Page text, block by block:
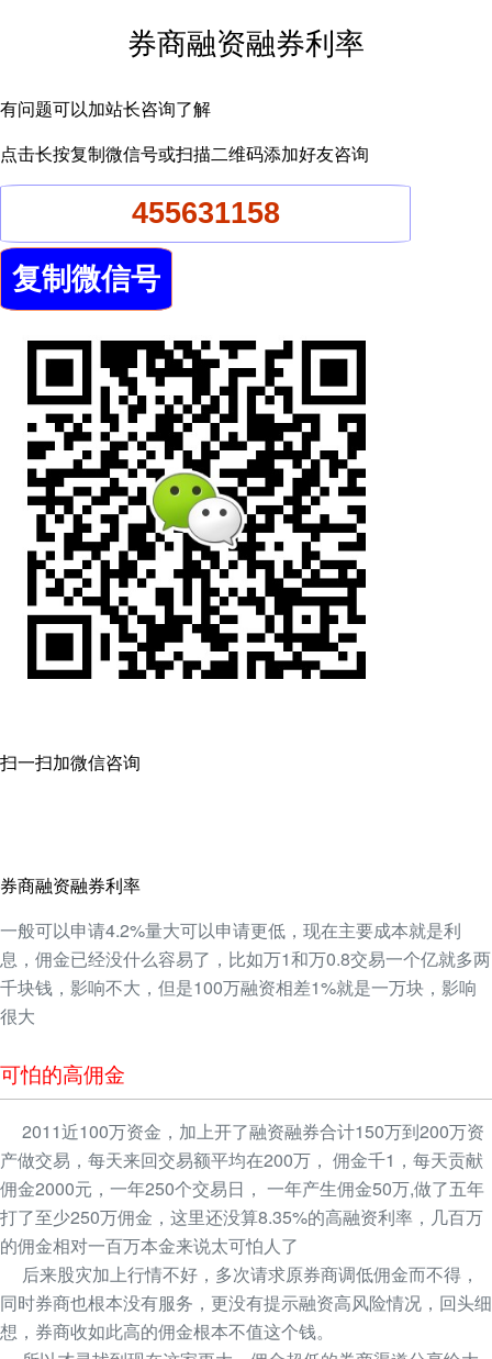
券商融资融券利率
有问题可以加站长咨询了解
点击长按复制微信号或扫描二维码添加好友咨询
扫一扫加微信咨询
券商融资融券利率
一般可以申请4.2%量大可以申请更低，现在主要成本就是利
息，佣金已经没什么容易了，比如万1和万0.8交易一个亿就多两
千块钱，影响不大，但是100万融资相差1%就是一万块，影响
很大
可怕的高佣金
2011近100万资金，加上开了融资融券合计150万到200万资
产做交易，每天来回交易额平均在200万， 佣金千1，每天贡献
佣金2000元，一年250个交易日， 一年产生佣金50万,做了五年
打了至少250万佣金，这里还没算8.35%的高融资利率，几百万
的佣金相对一百万本金来说太可怕人了
后来股灾加上行情不好，多次请求原券商调低佣金而不得，
同时券商也根本没有服务，更没有提示融资高风险情况，回头细
想，券商收如此高的佣金根本不值这个钱。